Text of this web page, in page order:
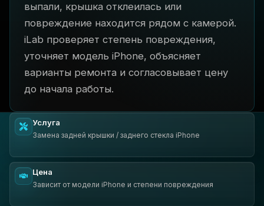
выпали, крышка отклеилась или
повреждение находится рядом с камерой.
iLab проверяет степень повреждения,
уточняет модель iPhone, объясняет
варианты ремонта и согласовывает цену
до начала работы.
Услуга
Замена задней крышки / заднего стекла iPhone
Цена
Зависит от модели iPhone и степени повреждения